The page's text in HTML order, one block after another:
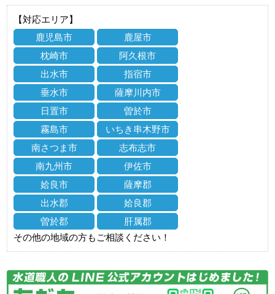
【対応エリア】
鹿児島市
鹿屋市
枕崎市
阿久根市
出水市
指宿市
垂水市
薩摩川内市
日置市
曽於市
霧島市
いちき串木野市
南さつま市
志布志市
南九州市
伊佐市
姶良市
薩摩郡
出水郡
姶良郡
曽於郡
肝属郡
その他の地域の方もご相談ください！